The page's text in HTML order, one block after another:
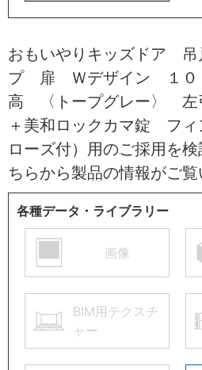
おもいやりキッズドア
プ 扉 Ｗデザイン １０
高 〈トープグレー〉 左
＋美和ロックカマ錠 フ
ローズ付）用のご採用を
ちらから製品の情報がご
各種データ・ライブラリー
画像
BIM用テクスチ
ャー